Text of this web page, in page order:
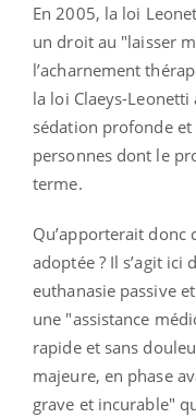
En 2005, la loi
un droit au "laisser
l’acharnement
la loi Claeys-
sédation profonde et
personnes dont le
terme.
Qu’apporterait donc
adoptée ? Il s’agit
euthanasie passive
une "assistance
rapide et sans
majeure, en phase
grave et incurable"